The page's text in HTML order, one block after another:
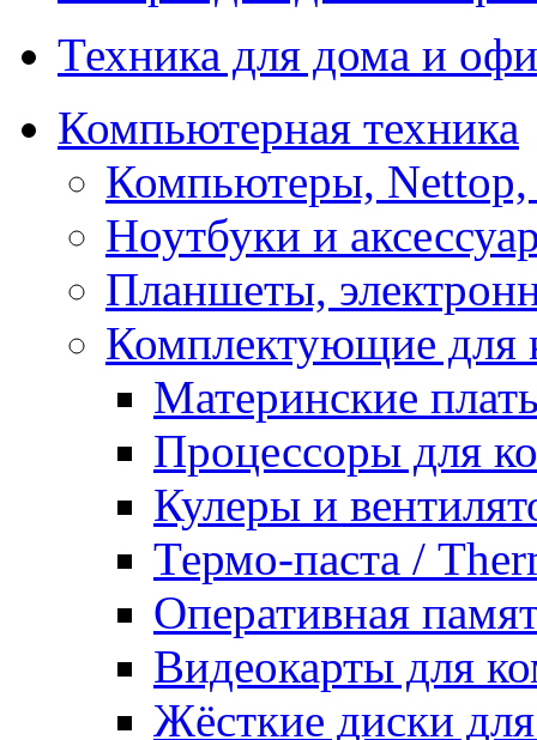
Техника для дома и
Компьютерная техника
Компьютеры,
Ноутбуки и
Планшеты,
Комплектующие для
Материнские
Процессоры для
Кулеры и
Термо-паста /
Оперативная
Видеокарты для
Жёсткие диски